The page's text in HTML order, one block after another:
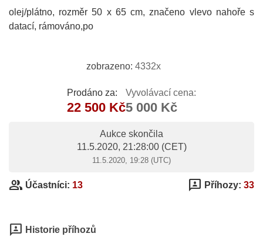
olej/plátno, rozměr 50 x 65 cm, značeno vlevo nahoře s
datací, rámováno,po
zobrazeno: 4332x
Prodáno za:
22 500 Kč
Vyvolávací cena:
5 000 Kč
Aukce skončila
11.5.2020, 21:28:00(CET)
11.5.2020, 19:28 (UTC)
group Účastníci: 13 3p Příhozy: 33
3p Historie příhozů